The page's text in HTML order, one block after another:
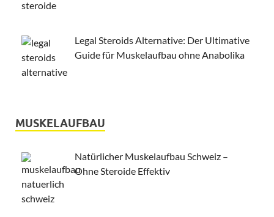
Legal Steroids Alternative: Der Ultimative
Guide für Muskelaufbau ohne Anabolika
MUSKELAUFBAU
Natürlicher Muskelaufbau Schweiz –
Ohne Steroide Effektiv